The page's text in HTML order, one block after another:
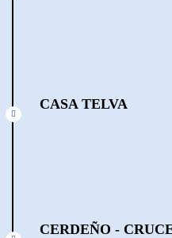
CASA TELVA
CERDEÑO -